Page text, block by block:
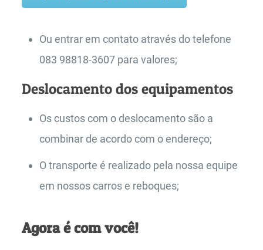
Ou entrar em contato através do telefone
083 98818-3607 para valores;
Deslocamento dos equipamentos
Os custos com o deslocamento são a
combinar de acordo com o endereço;
O transporte é realizado pela nossa equipe
em nossos carros e reboques;
Agora é com você!